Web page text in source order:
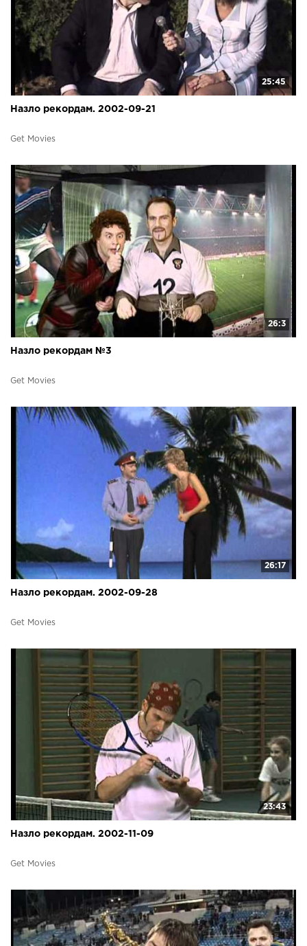
25:45
Назло рекордам. 2002-09-21
Get Movies
26:3
Назло рекордам №3
Get Movies
26:17
Назло рекордам. 2002-09-28
Get Movies
23:43
Назло рекордам. 2002-11-09
Get Movies